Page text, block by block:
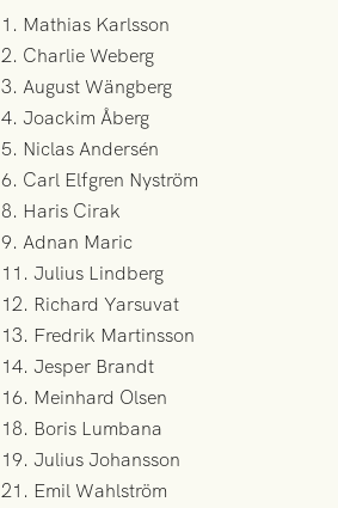
1. Mathias Karlsson
2. Charlie Weberg
3. August Wängberg
4. Joackim Åberg
5. Niclas Andersén
6. Carl Elfgren Nyström
8. Haris Cirak
9. Adnan Maric
11. Julius Lindberg
12. Richard Yarsuvat
13. Fredrik Martinsson
14. Jesper Brandt
16. Meinhard Olsen
18. Boris Lumbana
19. Julius Johansson
21. Emil Wahlström